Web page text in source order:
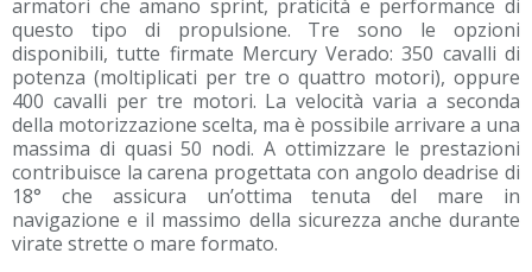
armatori che amano sprint, praticità e performance di
questo tipo di propulsione. Tre sono le opzioni
disponibili, tutte firmate Mercury Verado: 350 cavalli di
potenza (moltiplicati per tre o quattro motori), oppure
400 cavalli per tre motori. La velocità varia a seconda
della motorizzazione scelta, ma è possibile arrivare a una
massima di quasi 50 nodi. A ottimizzare le prestazioni
contribuisce la carena progettata con angolo deadrise di
18° che assicura un’ottima tenuta del mare in
navigazione e il massimo della sicurezza anche durante
virate strette o mare formato.